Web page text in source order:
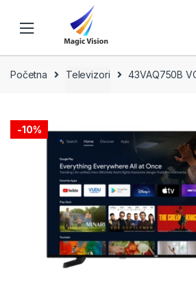
Početna Televizori 43VAQ750B
-10%